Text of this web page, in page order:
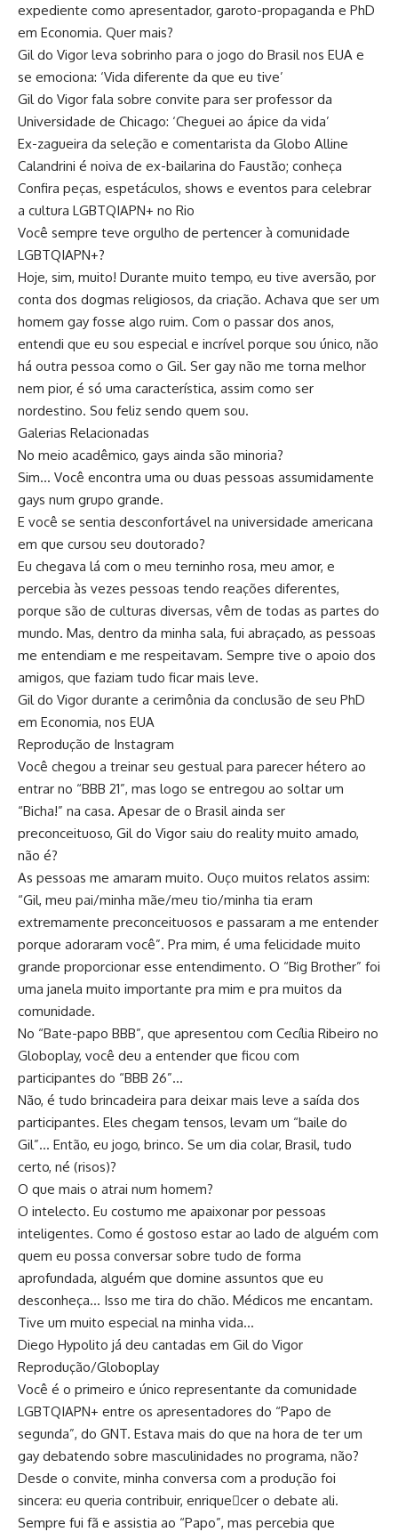
expediente como apresentador, garoto-propaganda e PhD
em Economia. Quer mais?
Gil do Vigor leva sobrinho para o jogo do Brasil nos EUA e
se emociona: ‘Vida diferente da que eu tive’
Gil do Vigor fala sobre convite para ser professor da
Universidade de Chicago: ‘Cheguei ao ápice da vida’
Ex-zagueira da seleção e comentarista da Globo Alline
Calandrini é noiva de ex-bailarina do Faustão; conheça
Confira peças, espetáculos, shows e eventos para celebrar
a cultura LGBTQIAPN+ no Rio
Você sempre teve orgulho de pertencer à comunidade
LGBTQIAPN+?
Hoje, sim, muito! Durante muito tempo, eu tive aversão, por
conta dos dogmas religiosos, da criação. Achava que ser um
homem gay fosse algo ruim. Com o passar dos anos,
entendi que eu sou especial e incrível porque sou único, não
há outra pessoa como o Gil. Ser gay não me torna melhor
nem pior, é só uma característica, assim como ser
nordestino. Sou feliz sendo quem sou.
Galerias Relacionadas
No meio acadêmico, gays ainda são minoria?
Sim… Você encontra uma ou duas pessoas assumidamente
gays num grupo grande.
E você se sentia desconfortável na universidade americana
em que cursou seu doutorado?
Eu chegava lá com o meu terninho rosa, meu amor, e
percebia às vezes pessoas tendo reações diferentes,
porque são de culturas diversas, vêm de todas as partes do
mundo. Mas, dentro da minha sala, fui abraçado, as pessoas
me entendiam e me respeitavam. Sempre tive o apoio dos
amigos, que faziam tudo ficar mais leve.
Gil do Vigor durante a cerimônia da conclusão de seu PhD
em Economia, nos EUA
Reprodução de Instagram
Você chegou a treinar seu gestual para parecer hétero ao
entrar no “BBB 21”, mas logo se entregou ao soltar um
“Bicha!” na casa. Apesar de o Brasil ainda ser
preconceituoso, Gil do Vigor saiu do reality muito amado,
não é?
As pessoas me amaram muito. Ouço muitos relatos assim:
“Gil, meu pai/minha mãe/meu tio/minha tia eram
extremamente preconceituosos e passaram a me entender
porque adoraram você”. Pra mim, é uma felicidade muito
grande proporcionar esse entendimento. O “Big Brother” foi
uma janela muito importante pra mim e pra muitos da
comunidade.
No “Bate-papo BBB”, que apresentou com Cecília Ribeiro no
Globoplay, você deu a entender que ficou com
participantes do “BBB 26”…
Não, é tudo brincadeira para deixar mais leve a saída dos
participantes. Eles chegam tensos, levam um “baile do
Gil”… Então, eu jogo, brinco. Se um dia colar, Brasil, tudo
certo, né (risos)?
O que mais o atrai num homem?
O intelecto. Eu costumo me apaixonar por pessoas
inteligentes. Como é gostoso estar ao lado de alguém com
quem eu possa conversar sobre tudo de forma
aprofundada, alguém que domine assuntos que eu
desconheça… Isso me tira do chão. Médicos me encantam.
Tive um muito especial na minha vida…
Diego Hypolito já deu cantadas em Gil do Vigor
Reprodução/Globoplay
Você é o primeiro e único representante da comunidade
LGBTQIAPN+ entre os apresentadores do “Papo de
segunda”, do GNT. Estava mais do que na hora de ter um
gay debatendo sobre masculinidades no programa, não?
Desde o convite, minha conversa com a produção foi
sincera: eu queria contribuir, enriquecer o debate ali.
Sempre fui fã e assistia ao “Papo”, mas percebia que